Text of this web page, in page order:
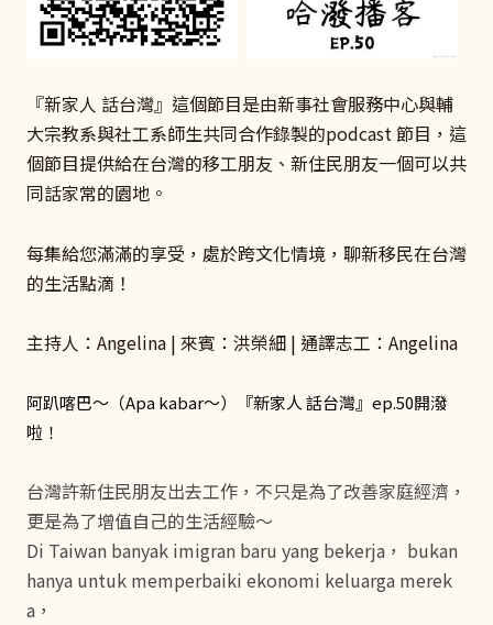
『新家人 話台灣』這個節目是由新事社會服務中心與輔
大宗教系與社工系師生共同合作錄製的podcast 節目，這
個節目提供給在台灣的移工朋友、新住民朋友一個可以共
同話家常的園地。
每集給您滿滿的享受，處於跨文化情境，聊新移民在台灣
的生活點滴！
主持人：Angelina | 來賓：洪榮細 | 通譯志工：Angelina
阿趴喀巴～（Apa kabar～）
『新家人 話台灣』ep.50開潑
啦！
台灣許新住民朋友出去工作，不只是為了改善家庭經濟，
更是為了增值自己的生活經驗～
Di Taiwan banyak imigran baru yang bekerja， bukan
hanya untuk memperbaiki ekonomi keluarga merek
a，